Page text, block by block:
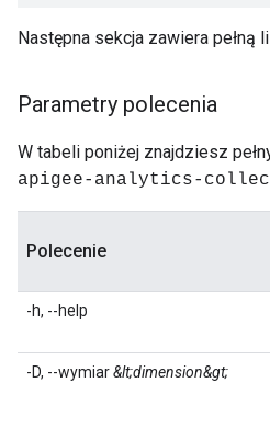
Następna sekcja zawiera pełną
Parametry polecenia
W tabeli poniżej znajdziesz
apigee-analytics-
Polecenie
-h, --help
-D, --wymiar&lt;dimension&gt;